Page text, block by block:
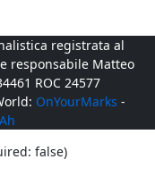
registrata al
responsabile Matteo
ROC 24577
OnYourMarks -
false)